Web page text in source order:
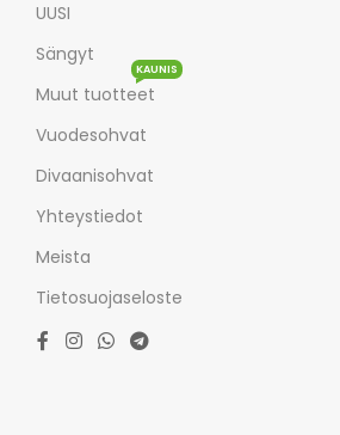
UUSI
Sängyt
Muut tuotteet
KAUNIS
Vuodesohvat
Divaanisohvat
Yhteystiedot
Meista
Tietosuojaseloste